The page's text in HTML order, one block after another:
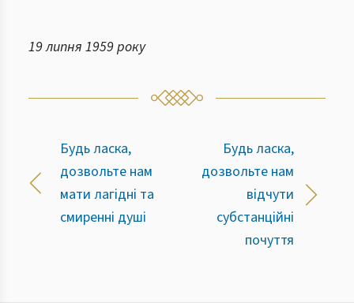
19 липня 1959 року
Будь ласка,
дозвольте нам
мати лагідні та
смиренні душі
Будь ласка,
дозвольте нам
відчути
субстанційні
почуття